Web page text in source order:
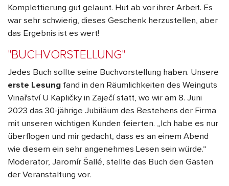
Komplettierung gut gelaunt. Hut ab vor ihrer Arbeit. Es
war sehr schwierig, dieses Geschenk herzustellen, aber
das Ergebnis ist es wert!
"BUCHVORSTELLUNG"
Jedes Buch sollte seine Buchvorstellung haben. Unsere
erste Lesung fand in den Räumlichkeiten des Weinguts
Vinařství U Kapličky in Zaječí statt, wo wir am 8. Juni
2023 das 30-jährige Jubiläum des Bestehens der Firma
mit unseren wichtigen Kunden feierten. „Ich habe es nur
überflogen und mir gedacht, dass es an einem Abend
wie diesem ein sehr angenehmes Lesen sein würde.“
Moderator, Jaromír Šallé, stellte das Buch den Gästen
der Veranstaltung vor.